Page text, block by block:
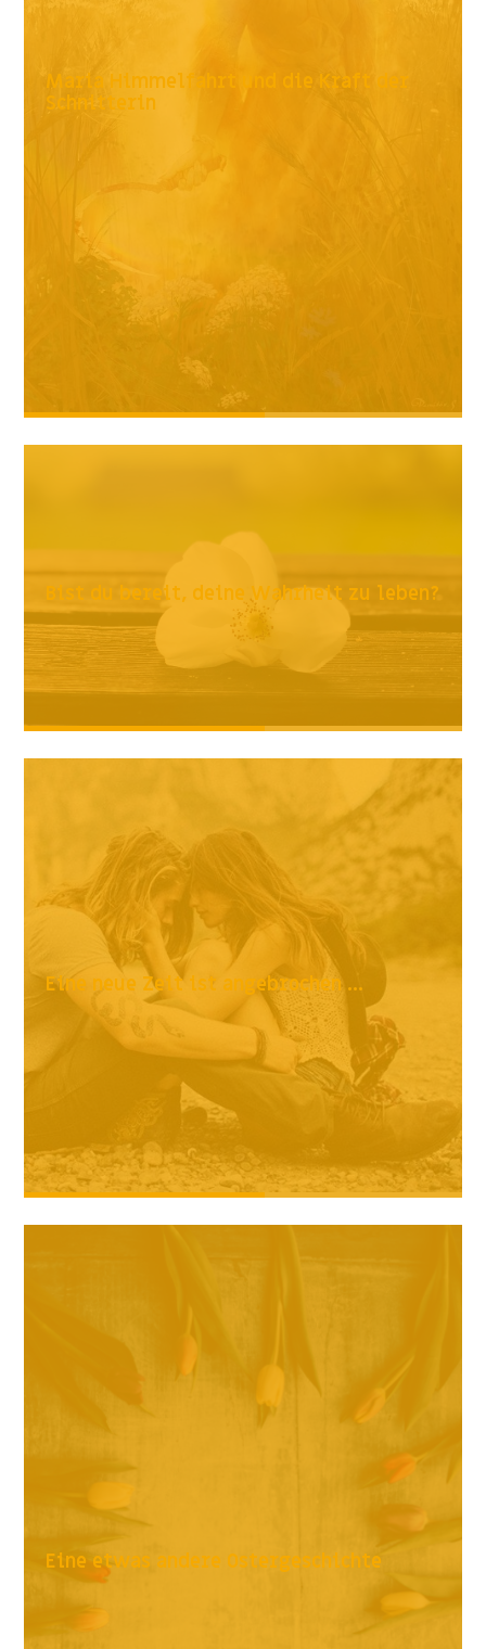
Maria Himmelfahrt und die Kraft der
Schnitterin
Bist du bereit, deine Wahrheit zu leben?
Eine neue Zeit ist angebrochen ...
Eine etwas andere Ostergeschichte